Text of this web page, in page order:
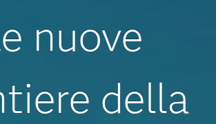
nuove
della